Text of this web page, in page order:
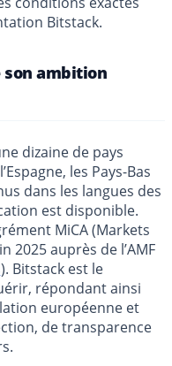
Bitstack.
son ambition
dizaine de pays
les Pays-Bas
dans les langues des
est disponible.
MiCA (Markets
2025 auprès de l’AMF
). Bitstack est le
répondant ainsi
européenne et
de transparence